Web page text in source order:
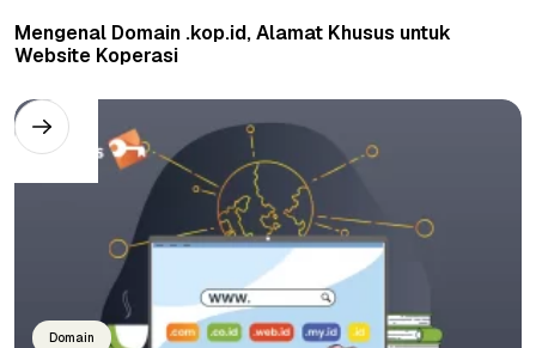
Mengenal Domain .kop.id, Alamat Khusus untuk
Website Koperasi
Domain